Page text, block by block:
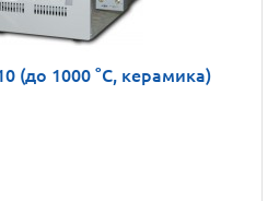
(до 1000 °С, керамика)